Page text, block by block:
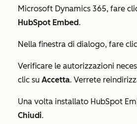
Microsoft Dynamics 365, fare
HubSpot Embed.
Nella finestra di dialogo, fare
Verificare le autorizzazioni
clic su Accetta. Verrete
Una volta installato HubSpot
Chiudi.